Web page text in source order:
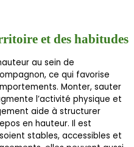
et des habitudes
au sein de
ce qui favorise
Monter, sauter
l’activité physique et
aide à structurer
en hauteur. Il est
stables, accessibles et